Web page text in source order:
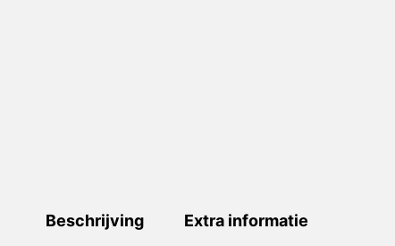
Beschrijving Extra informatie